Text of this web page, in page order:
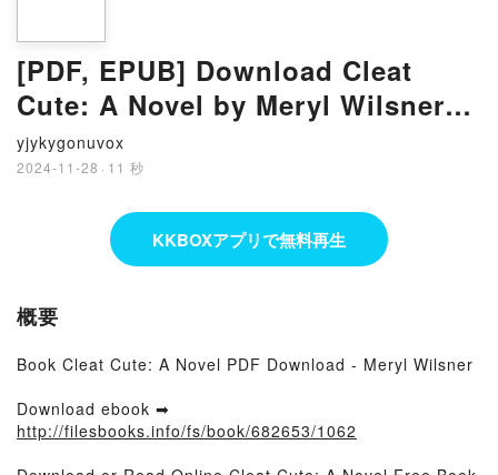
[PDF, EPUB] Download Cleat
Cute: A Novel by Meryl Wilsner
Full Book
yjykygonuvox
2024-11-28 · 11 秒
KKBOXアプリで無料再生
概要
Book Cleat Cute: A Novel PDF Download - Meryl Wilsner
Download ebook ➡
http://filesbooks.info/fs/book/682653/1062